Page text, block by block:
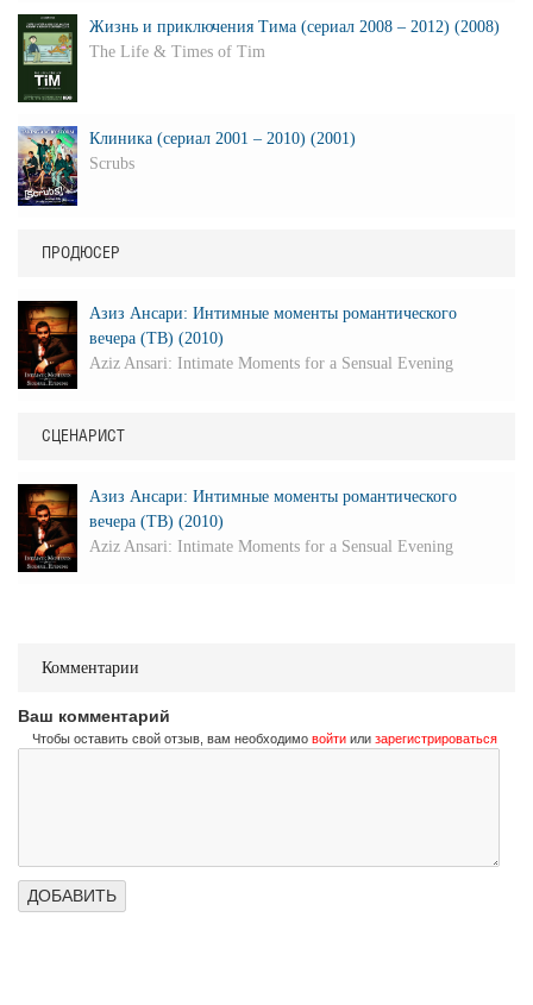
Жизнь и приключения Тима (сериал 2008 – 2012) (2008)
The Life & Times of Tim
Клиника (сериал 2001 – 2010) (2001)
Scrubs
ПРОДЮСЕР
Азиз Ансари: Интимные моменты романтического
вечера (ТВ) (2010)
Aziz Ansari: Intimate Moments for a Sensual Evening
СЦЕНАРИСТ
Азиз Ансари: Интимные моменты романтического
вечера (ТВ) (2010)
Aziz Ansari: Intimate Moments for a Sensual Evening
Комментарии
Ваш комментарий
Чтобы оставить свой отзыв, вам необходимо войти или зарегистрироваться